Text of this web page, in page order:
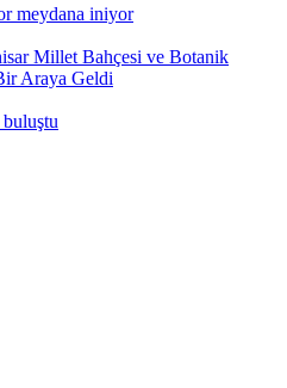
meydana iniyor
Millet Bahçesi ve Botanik
Araya Geldi